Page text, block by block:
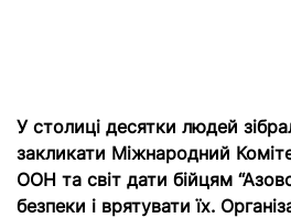
У столиці десятки людей
закликати Міжнародний
ООН та світ дати бійцям
безпеки і врятувати їх.